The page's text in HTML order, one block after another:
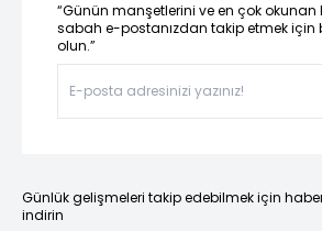
“Günün manşetlerini ve en çok okunan
sabah e-postanızdan takip etmek için
olun.”
Günlük gelişmeleri takip edebilmek için
indirin